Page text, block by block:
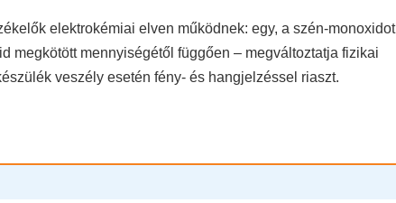
elektrokémiai elven működnek: egy, a szén-monoxidot
megkötött mennyiségétől függően – megváltoztatja fizikai
veszély esetén fény- és hangjelzéssel riaszt.